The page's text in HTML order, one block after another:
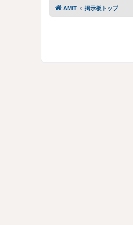
AMiT 掲示板トップ